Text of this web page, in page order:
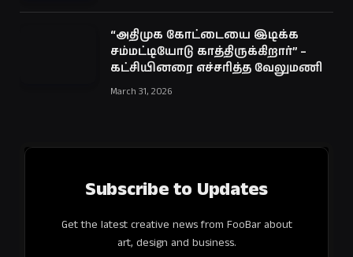
“அதிமுக கோட்டையை இடிக்க
சம்மட்டியோடு காத்திருக்கிறார்” –
கட்சியினரை எச்சரித்த வேலுமணி
March 31, 2026
Subscribe to Updates
Get the latest creative news from FooBar about
art, design and business.